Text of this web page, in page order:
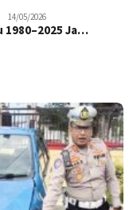
14/05/2026
1980–2025 Ja…